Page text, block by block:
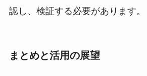
認し、検証する必要があります。
まとめと活用の展望